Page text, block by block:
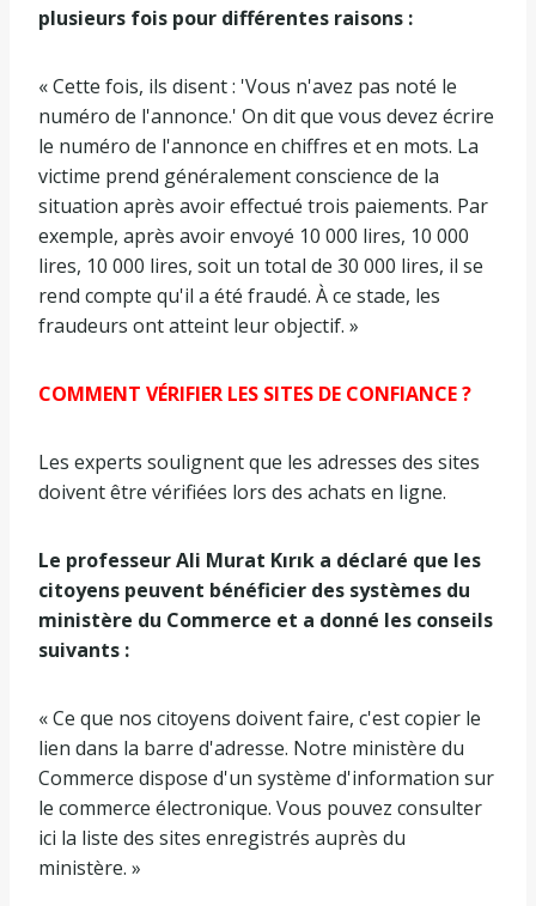
plusieurs fois pour différentes raisons :
« Cette fois, ils disent : 'Vous n'avez pas noté le
numéro de l'annonce.' On dit que vous devez écrire
le numéro de l'annonce en chiffres et en mots. La
victime prend généralement conscience de la
situation après avoir effectué trois paiements. Par
exemple, après avoir envoyé 10 000 lires, 10 000
lires, 10 000 lires, soit un total de 30 000 lires, il se
rend compte qu'il a été fraudé. À ce stade, les
fraudeurs ont atteint leur objectif. »
COMMENT VÉRIFIER LES SITES DE CONFIANCE ?
Les experts soulignent que les adresses des sites
doivent être vérifiées lors des achats en ligne.
Le professeur Ali Murat Kırık a déclaré que les
citoyens peuvent bénéficier des systèmes du
ministère du Commerce et a donné les conseils
suivants :
« Ce que nos citoyens doivent faire, c'est copier le
lien dans la barre d'adresse. Notre ministère du
Commerce dispose d'un système d'information sur
le commerce électronique. Vous pouvez consulter
ici la liste des sites enregistrés auprès du
ministère. »